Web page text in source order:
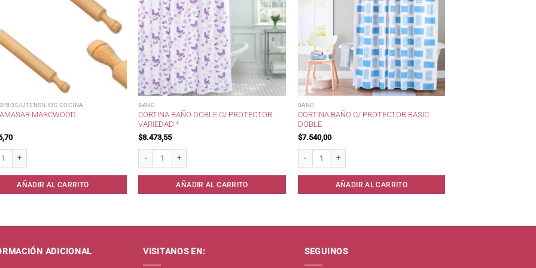
UTENSILIOS COCINA
MARCWOOD
AÑADIR AL CARRITO
BAÑO
CORTINA BAÑO DOBLE C/ PROTECTOR
VARIEDAD *
$8.473,55
AÑADIR AL CARRITO
BAÑO
CORTINA BAÑO C/ PROTECTOR BASIC
DOBLE
$7.540,00
AÑADIR AL CARRITO
ADICIONAL VISITANOS EN: SEGUINOS